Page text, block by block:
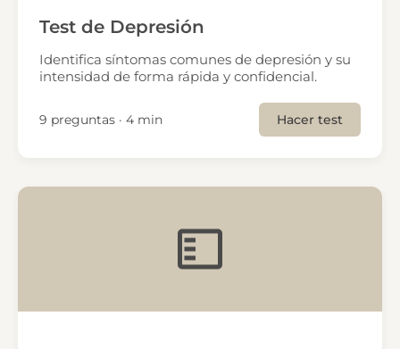
Test de Depresión
Identifica síntomas comunes de depresión y su
intensidad de forma rápida y confidencial.
9 preguntas · 4 min Hacer test